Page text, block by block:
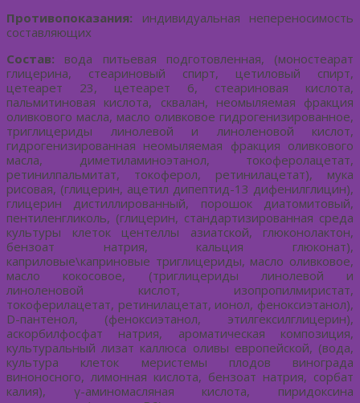
Противопоказания: индивидуальная непереносимость
составляющих
Состав: вода питьевая подготовленная, (моностеарат
глицерина, стеариновый спирт, цетиловый спирт,
цетеарет 23, цетеарет 6, стеариновая кислота,
пальмитиновая кислота, сквалан, неомыляемая фракция
оливкового масла, масло оливковое гидрогенизированное,
триглицериды линолевой и линоленовой кислот,
гидрогенизированная неомыляемая фракция оливкового
масла, диметиламиноэтанол, токоферолацетат,
ретинилпальмитат, токоферол, ретинилацетат), мука
рисовая, (глицерин, ацетил дипептид-13 дифенилглицин),
глицерин дистиллированный, порошок диатомитовый,
пентиленгликоль, (глицерин, стандартизированная среда
культуры клеток центеллы азиатской, глюконолактон,
бензоат натрия, кальция глюконат),
каприловые\каприновые триглицериды, масло оливковое,
масло кокосовое, (триглицериды линолевой и
линоленовой кислот, изопропилмиристат,
токоферилацетат, ретинилацетат, ионол, феноксиэтанол),
D-пантенол, (феноксиэтанол, этилгексилглицерин),
аскорбилфосфат натрия, ароматическая композиция,
культуральный лизат каллюса оливы европейской, (вода,
культура клеток меристемы плодов винограда
виноносного, лимонная кислота, бензоат натрия, сорбат
калия), γ-аминомасляная кислота, пиридоксина